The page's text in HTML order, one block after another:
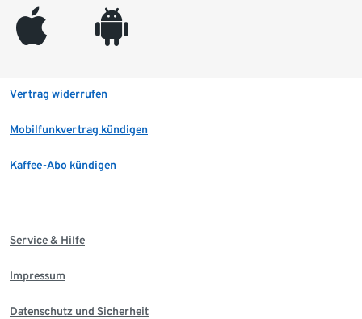
appleinc android
Vertrag widerrufen
Mobilfunkvertrag kündigen
Kaffee-Abo kündigen
Service & Hilfe
Impressum
Datenschutz und Sicherheit